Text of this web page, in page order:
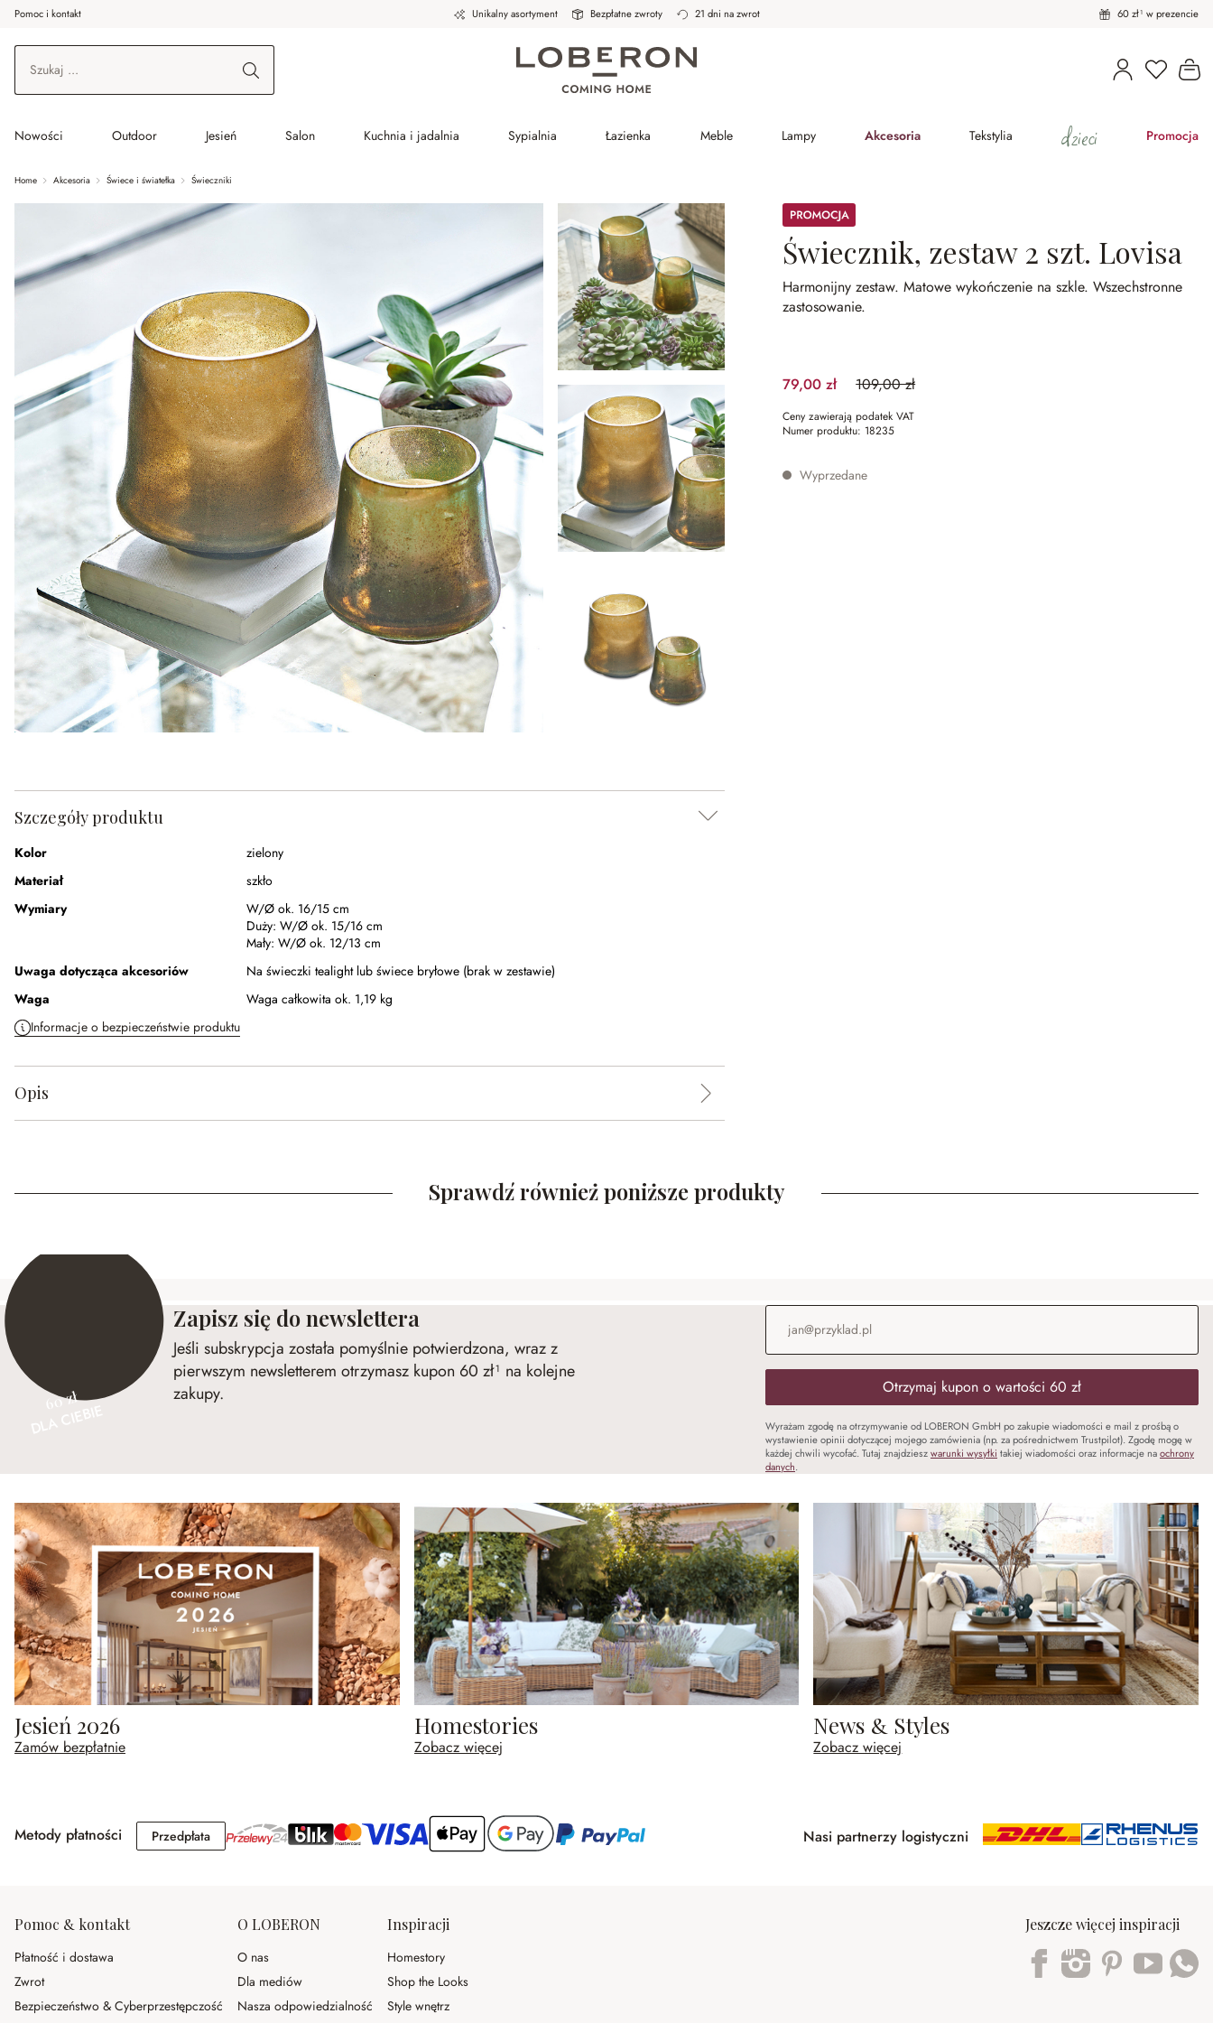
do wątku głównego
Przejdź do wyszukiwania
Przejdź do głównej nawigacji
Pomoc i kontakt Unikalny asortyment Bezpłatne zwroty 21 dni na zwrot 60 zł¹ w prezencie
Masz
Nowości Outdoor Jesień Salon Kuchnia i jadalnia Sypialnia Łazienka Meble Lampy Akcesoria Tekstylia dzieci Promocja
Home Akcesoria Świece i światełka Świeczniki
Promocja
Świecznik, zestaw 2 szt. Lovisa
Harmonijny zestaw.Matowe wykończenie na szkle.Wszechstronne
zastosowanie.
79,00 zł 109,00 zł
(27.52%spared)
Ceny zawierają podatek VAT
Numer produktu: 18235
Wyprzedane
Szczegóły produktu
Kolor
zielony
Materiał
szkło
Wymiary
W/Ø ok. 16/15 cm
Duży: W/Ø ok. 15/16 cm
Mały: W/Ø ok. 12/13 cm
Uwaga dotycząca akcesoriów
Na świeczki tealight lub świece bryłowe (brak w zestawie)
Waga
Waga całkowita ok. 1,19 kg
Informacje o bezpieczeństwie produktu
Opis
Sprawdź również poniższe produkty
60 zł
Zapisz się do newslettera
Jeśli subskrypcja została pomyślnie potwierdzona, wraz z
pierwszym newsletterem otrzymasz kupon 60 zł¹ na kolejne
zakupy.
Adres e-mail
Otrzymaj kupon o wartości 60 zł
Wyrażam zgodę na otrzymywanie od LOBERON GmbH po zakupie wiadomości e mail z prośbą o
wystawienie opinii dotyczącej mojego zamówienia (np. za pośrednictwem Trustpilot). Zgodę mogę w
każdej chwili wycofać. Tutaj znajdzieszwarunki wysyłki takiej wiadomości oraz informacje naochrony
danych.
Jesień 2026
Zamów bezpłatnie
Homestories
Zobacz więcej
News & Styles
Zobacz więcej
Metody płatności PrzedpłataPrzedpłata Nasi partnerzy logistyczni
Pomoc & kontakt
Płatność i dostawa
Zwrot
Bezpieczeństwo & Cyberprzestępczość
O LOBERON
O nas
Dla mediów
Nasza odpowiedzialność
Inspiracji
Homestory
Shop the Looks
Style wnętrz
Jeszcze więcej inspiracji